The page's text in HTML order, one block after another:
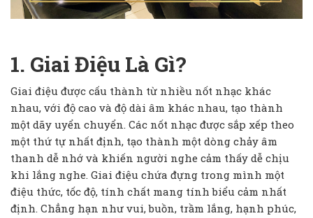
1. Giai Điệu Là Gì?
Giai điệu được cấu thành từ nhiều nốt nhạc khác
nhau, với độ cao và độ dài âm khác nhau, tạo thành
một dãy uyển chuyển. Các nốt nhạc được sắp xếp theo
một thứ tự nhất định, tạo thành một dòng chảy âm
thanh dễ nhớ và khiến người nghe cảm thấy dễ chịu
khi lắng nghe. Giai điệu chứa đựng trong mình một
điệu thức, tốc độ, tính chất mang tính biểu cảm nhất
định. Chẳng hạn như vui, buồn, trầm lắng, hạnh phúc,